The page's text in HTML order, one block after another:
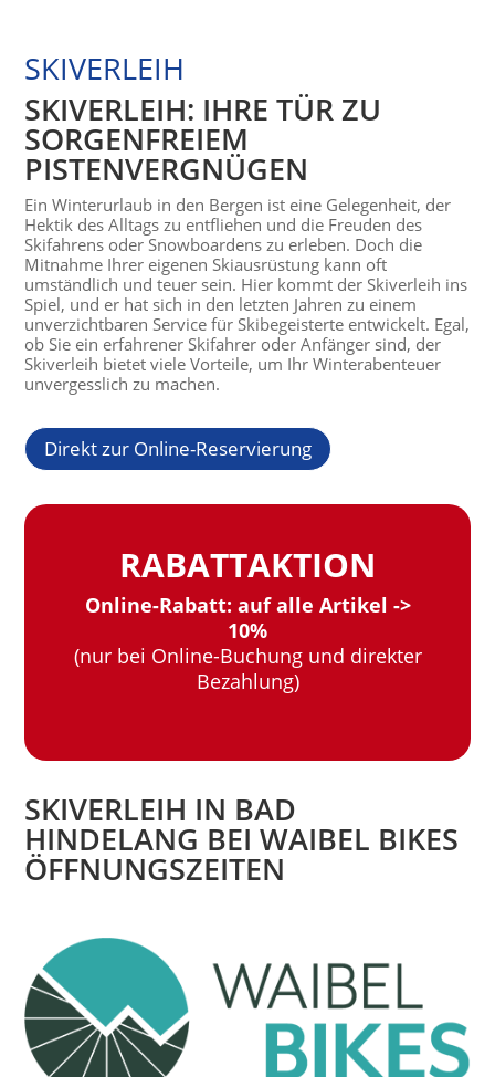
SKIVERLEIH
SKIVERLEIH: IHRE TÜR ZU
SORGENFREIEM
PISTENVERGNÜGEN
Ein Winterurlaub in den Bergen ist eine Gelegenheit, der
Hektik des Alltags zu entfliehen und die Freuden des
Skifahrens oder Snowboardens zu erleben. Doch die
Mitnahme Ihrer eigenen Skiausrüstung kann oft
umständlich und teuer sein. Hier kommt der Skiverleih ins
Spiel, und er hat sich in den letzten Jahren zu einem
unverzichtbaren Service für Skibegeisterte entwickelt. Egal,
ob Sie ein erfahrener Skifahrer oder Anfänger sind, der
Skiverleih bietet viele Vorteile, um Ihr Winterabenteuer
unvergesslich zu machen.
Direkt zur Online-Reservierung
RABATTAKTION
Online-Rabatt: auf alle Artikel ->
10%
(nur bei Online-Buchung und direkter
Bezahlung)
SKIVERLEIH IN BAD
HINDELANG BEI WAIBEL BIKES
ÖFFNUNGSZEITEN